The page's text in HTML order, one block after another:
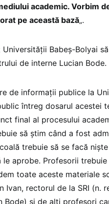
academic. Vorbim
pe această bază„.
Babeș-Bolyai
de interne Lucian Bode.
de informații publice la
întreg dosarul acestei
final al procesului
să știm când a fost
trebuie să se facă
aprobe. Profesorii
toate aceste materiale
Ivan, rectorul de la SRI (n.
Bode) și de alți profesori